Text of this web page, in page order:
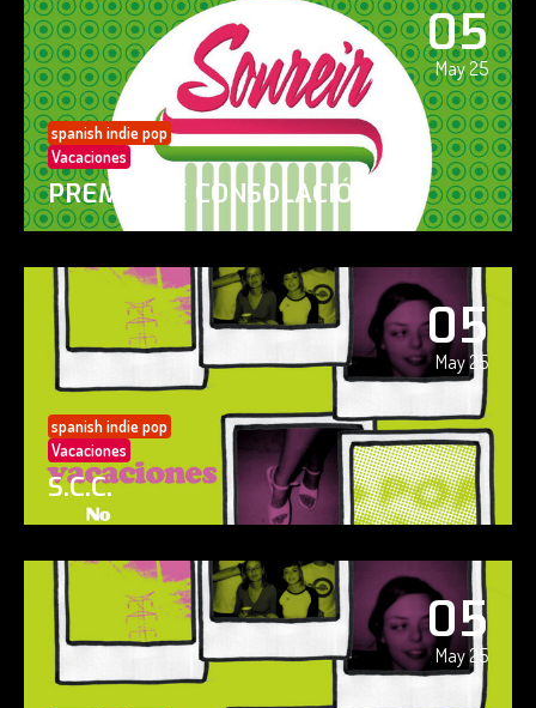
05
May 25
spanish indie pop
Vacaciones
PREMIO DE CONSOLACIÓN
05
May 25
spanish indie pop
Vacaciones
S.C.C.
05
May 25